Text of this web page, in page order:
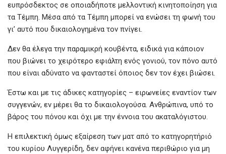
ευπρόσδεκτος σε οποιαδήποτε μελλοντική κινητοποίηση για
τα Τέμπη. Μέσα από τα Τέμπη μπορεί να ενώσει τη φωνή του
γι’ αυτό που δικαιολογημένα τον πνίγει.
Δεν θα έλεγα την παραμικρή κουβέντα, ειδικά για κάποιον
που βιώνει το χειρότερο εφιάλτη ενός γονιού, τον πόνο αυτό
που είναι αδύνατο να φανταστεί όποιος δεν τον έχει βιώσει.
Έστω και με τις άδικες κατηγορίες – ειρωνείες εναντίον των
συγγενών, εν μέρει θα το δικαιολογούσα. Ανθρώπινα, υπό το
βάρος του πόνου και όχι με την έννοια του ακαταλόγιστου.
Η επιλεκτική όμως εξαίρεση των ματ από το κατηγορητήριό
του κυρίου Λυγγερίδη, δεν αφήνει κανένα περιθώριο για μη